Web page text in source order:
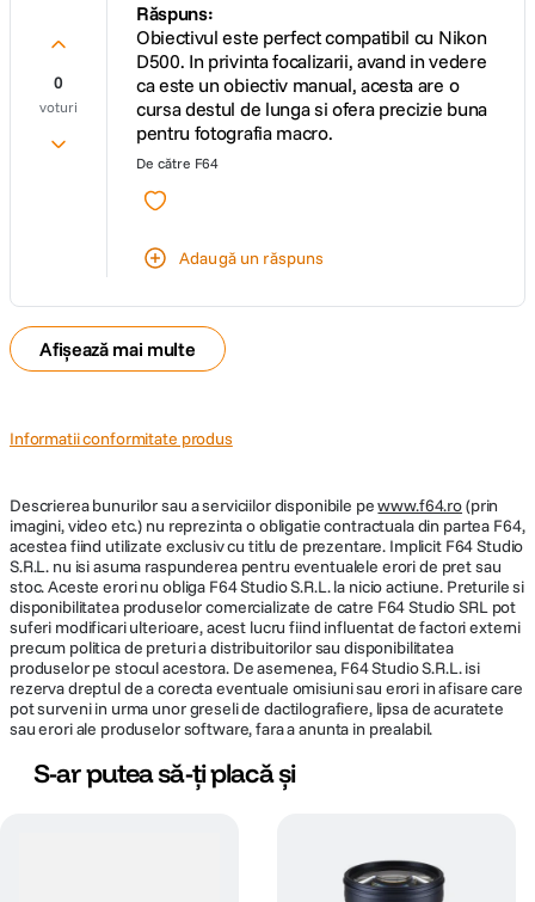
Lungime 125 mm
Greutate 638 g
0
voturi
Răspuns:
Obiectivul este perfect compatibil cu Nikon
D500. In privinta focalizarii, avand in vedere
ca este un obiectiv manual, acesta are o
cursa destul de lunga si ofera precizie buna
pentru fotografia macro.
De către F64
Adaugă un răspuns
Afișează mai multe
Informatii conformitate produs
Descrierea bunurilor sau a serviciilor disponibile pewww.f64.ro(prin
imagini, video etc.) nu reprezinta o obligatie contractuala din partea F64,
acestea fiind utilizate exclusiv cu titlu de prezentare. Implicit F64 Studio
S.R.L. nu isi asuma raspunderea pentru eventualele erori de pret sau
stoc. Aceste erori nu obliga F64 Studio S.R.L. la nicio actiune. Preturile si
disponibilitatea produselor comercializate de catre F64 Studio SRL pot
suferi modificari ulterioare, acest lucru fiind influentat de factori externi
precum politica de preturi a distribuitorilor sau disponibilitatea
produselor pe stocul acestora. De asemenea, F64 Studio S.R.L. isi
rezerva dreptul de a corecta eventuale omisiuni sau erori in afisare care
pot surveni in urma unor greseli de dactilografiere, lipsa de acuratete
sau erori ale produselor software, fara a anunta in prealabil.
S-ar putea să-ți placă și